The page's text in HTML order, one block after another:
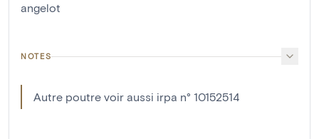
angelot
NOTES
Autre poutre voir aussi irpa n° 10152514